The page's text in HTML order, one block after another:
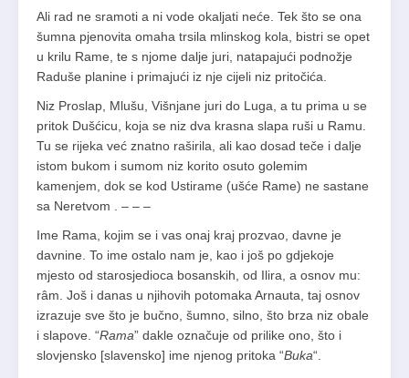
Ali rad ne sramoti a ni vode okaljati neće. Tek što se ona
šumna pjenovita omaha trsila mlinskog kola, bistri se opet
u krilu Rame, te s njome dalje juri, natapajući podnožje
Raduše planine i primajući iz nje cijeli niz pritočića.
Niz Proslap, Mlušu, Višnjane juri do Luga, a tu prima u se
pritok Dušćicu, koja se niz dva krasna slapa ruši u Ramu.
Tu se rijeka već znatno raširila, ali kao dosad teče i dalje
istom bukom i sumom niz korito osuto golemim
kamenjem, dok se kod Ustirame (ušće Rame) ne sastane
sa Neretvom . – – –
Ime Rama, kojim se i vas onaj kraj prozvao, davne je
davnine. To ime ostalo nam je, kao i još po gdjekoje
mjesto od starosjedioca bosanskih, od Ilira, a osnov mu:
râm. Još i danas u njihovih potomaka Arnauta, taj osnov
izrazuje sve što je bučno, šumno, silno, što brza niz obale
i slapove. “Rama” dakle označuje od prilike ono, što i
slovjensko [slavensko] ime njenog pritoka “Buka“.